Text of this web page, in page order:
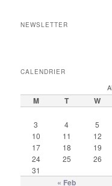
NEWSLETTER
CALENDRIER
M T W
« Feb
3
4 5
10
11 12
17
18 19
24
25 26
31